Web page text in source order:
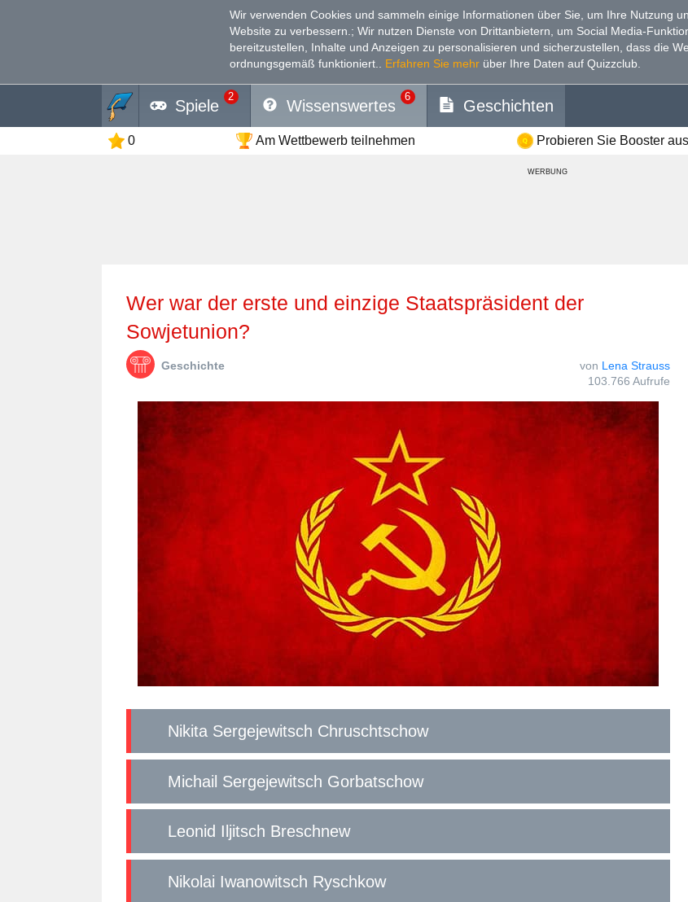
Wir verwenden Cookies und sammeln einige Informationen über Sie, um Ihre Nutzung
Website zu verbessern. ; Wir nutzen Dienste von Drittanbietern, um Social Media-
bereitzustellen, Inhalte und Anzeigen zu personalisieren und sicherzustellen, dass die
ordnungsgemäß funktioniert.
Erfahren Sie mehr über Ihre Daten auf Quizzclub.
Spiele
2
Wissenswertes
6
Geschichten
0 Am Wettbewerb teilnehmen Probieren Sie Booster aus
WERBUNG
Wer war der erste und einzige Staatspräsident der
Sowjetunion?
Geschichte von Lena Strauss
103.766 Aufrufe
Nikita Sergejewitsch Chruschtschow
Michail Sergejewitsch Gorbatschow
Leonid Iljitsch Breschnew
Nikolai Iwanowitsch Ryschkow